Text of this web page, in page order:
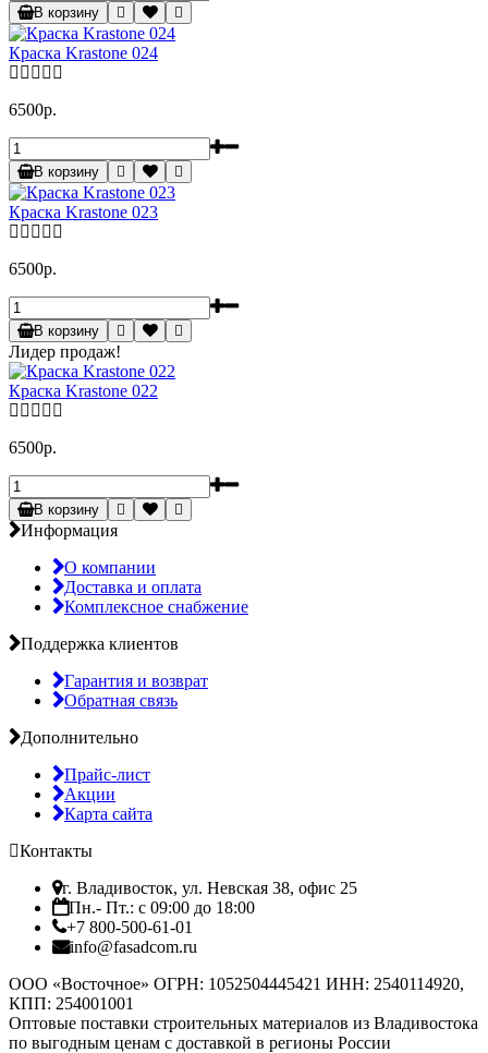
В корзину
Краска Krastone 024
6500р.
В корзину
Краска Krastone 023
6500р.
В корзину
Лидер продаж!
Краска Krastone 022
6500р.
В корзину
Информация
О компании
Доставка и оплата
Комплексное снабжение
Поддержка клиентов
Гарантия и возврат
Обратная связь
Дополнительно
Прайс-лист
Акции
Карта сайта
Контакты
г. Владивосток, ул. Невская 38, офис 25
Пн.- Пт.: с 09:00 до 18:00
+7 800-500-61-01
info@fasadcom.ru
ООО «Восточное» ОГРН: 1052504445421 ИНН: 2540114920,
КПП: 254001001
Оптовые поставки строительных материалов из Владивостока
по выгодным ценам с доставкой в регионы России